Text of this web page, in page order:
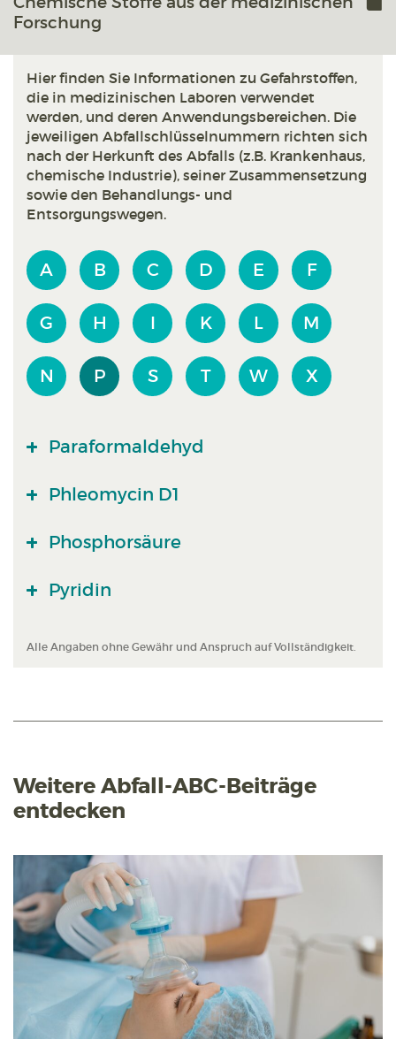
Forschung
Hier finden Sie Informationen zu Gefahrstoffen,
die in medizinischen Laboren verwendet
werden, und deren Anwendungsbereichen. Die
jeweiligen Abfallschlüsselnummern richten sich
nach der Herkunft des Abfalls (z.B. Krankenhaus,
chemische Industrie), seiner Zusammensetzung
sowie den Behandlungs- und
Entsorgungswegen.
A B C D E F
G H I K L M
N P S T W X
Paraformaldehyd
Phleomycin D1
Phosphorsäure
Pyridin
Alle Angaben ohne Gewähr und Anspruch auf Vollständigkeit.
Weitere Abfall-ABC-Beiträge
entdecken